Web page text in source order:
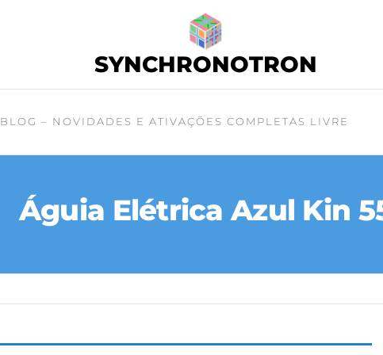
SYNCHRONOTRON
BLOG – NOVIDADES E ATIVAÇÕES COMPLETAS LIVRE
Águia Elétrica Azul Kin